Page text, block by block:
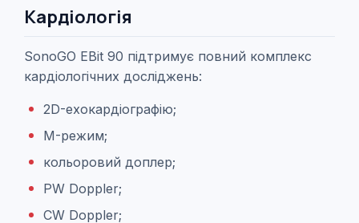
Кардіологія
SonoGO EBit 90 підтримує повний комплекс
кардіологічних досліджень:
2D-ехокардіографію;
M-режим;
кольоровий доплер;
PW Doppler;
CW Doppler;